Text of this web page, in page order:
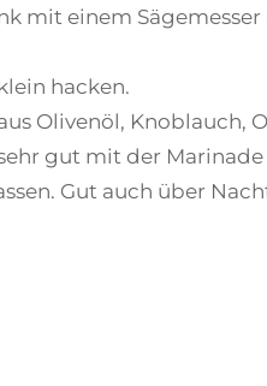
mit einem Sägemesser
hacken.
Olivenöl, Knoblauch,
gut mit der
Gut auch über